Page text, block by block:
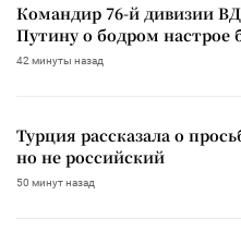
Командир 76-й дивизии
Путину о бодром настрое
42 минуты назад
Турция рассказала о
но не российский
50 минут назад